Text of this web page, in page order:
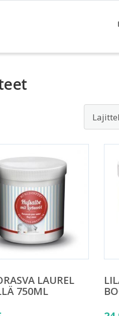
LAUREL
750ML